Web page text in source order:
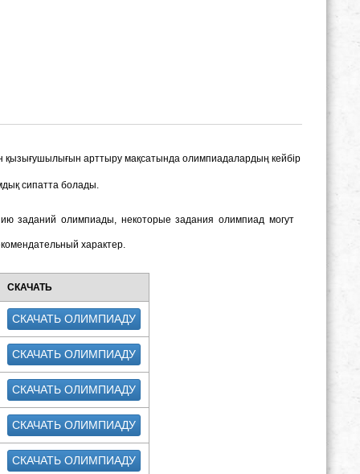
арттыру мақсатында олимпиадалардың кейбір
сипатта болады.
заданий олимпиады, некоторые задания олимпиад могут
характер.
СКАЧАТЬ
СКАЧАТЬ ОЛИМПИАДУ
СКАЧАТЬ ОЛИМПИАДУ
СКАЧАТЬ ОЛИМПИАДУ
СКАЧАТЬ ОЛИМПИАДУ
СКАЧАТЬ ОЛИМПИАДУ